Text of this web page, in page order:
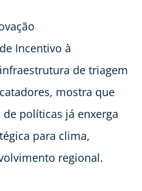
Incentivo à
de triagem
mostra que
políticas já enxerga
para clima,
regional.​